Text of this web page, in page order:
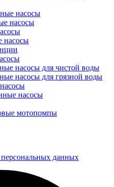
насосы
насосы
насосы для чистой воды
насосы для грязной воды
насосы
мотопомпы
данных